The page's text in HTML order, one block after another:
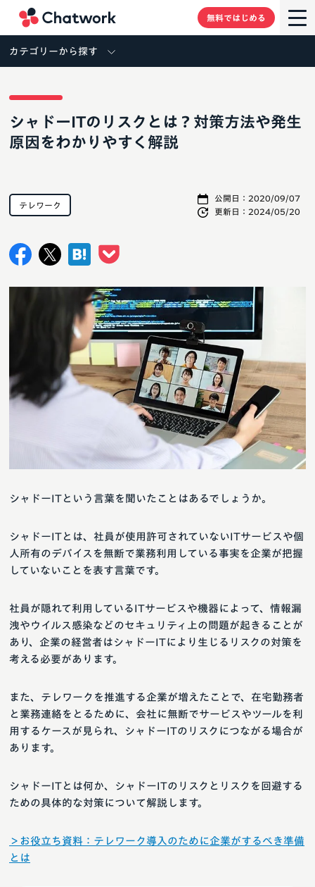
無料ではじめる
カテゴリーから探す
シャドーITのリスクとは？対策方法や発生
原因をわかりやすく解説
公開日： 2020/09/07
更新日： 2024/05/20
テレワーク
＞お役立ち資料：テレワーク導入のために企業がするべき準備
とは
シャドーITとは何か、シャドーITのリスクとリスクを回避する
ための具体的な対策について解説します。
また、テレワークを推進する企業が増えたことで、在宅勤務者
と業務連絡をとるために、会社に無断でサービスやツールを利
用するケースが見られ、シャドーITのリスクにつながる場合が
あります。
社員が隠れて利用しているITサービスや機器によって、情報漏
洩やウイルス感染などのセキュリティ上の問題が起きることが
あり、企業の経営者はシャドーITにより生じるリスクの対策を
考える必要があります。
シャドーITとは、社員が使用許可されていないITサービスや個
人所有のデバイスを無断で業務利用している事実を企業が把握
していないことを表す言葉です。
シャドーITという言葉を聞いたことはあるでしょうか。